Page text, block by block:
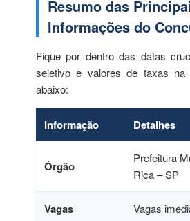
Resumo das
Informações do
Fique por dentro das datas
seletivo e valores de taxas na
abaixo:
Informação Detalhes
Órgão
Prefeitura
Rica – SP
Vagas
Vagas